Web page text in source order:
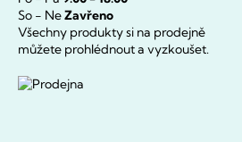
So - NeZavřeno
Všechny produkty si na prodejně
můžete prohlédnout a vyzkoušet.